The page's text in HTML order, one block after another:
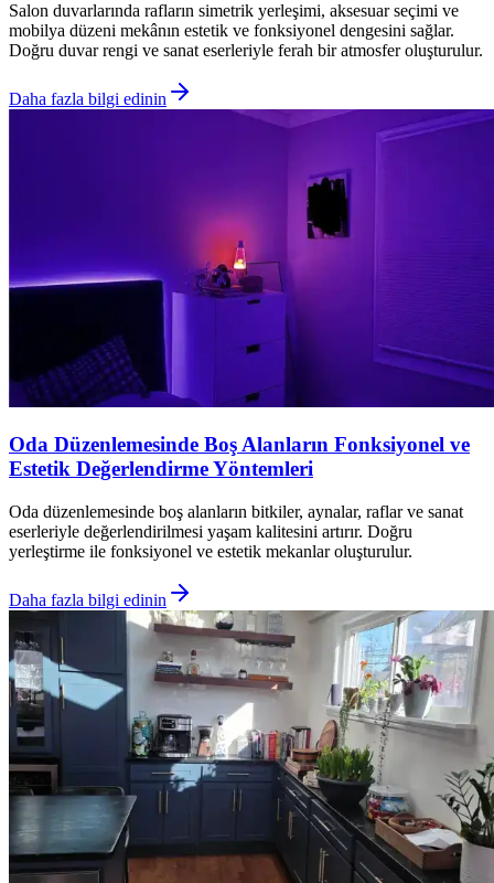
Salon duvarlarında rafların simetrik yerleşimi, aksesuar seçimi ve
mobilya düzeni mekânın estetik ve fonksiyonel dengesini sağlar.
Doğru duvar rengi ve sanat eserleriyle ferah bir atmosfer oluşturulur.
Daha fazla bilgi edinin
Oda Düzenlemesinde Boş Alanların Fonksiyonel ve
Estetik Değerlendirme Yöntemleri
Oda düzenlemesinde boş alanların bitkiler, aynalar, raflar ve sanat
eserleriyle değerlendirilmesi yaşam kalitesini artırır. Doğru
yerleştirme ile fonksiyonel ve estetik mekanlar oluşturulur.
Daha fazla bilgi edinin